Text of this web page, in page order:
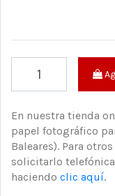
En nuestra tienda
papel fotográfico
Baleares). Para
solicitarlo
haciendo clic aquí.